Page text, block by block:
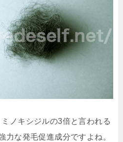
ノキシジルの3倍と言われる
力な発毛促進成分ですよね。